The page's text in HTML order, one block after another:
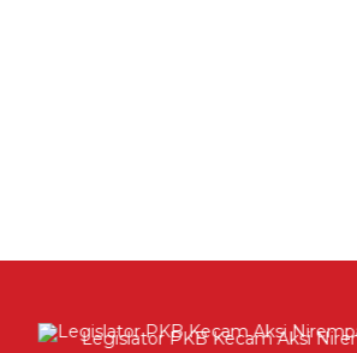
Legislator PKB Kecam Aksi